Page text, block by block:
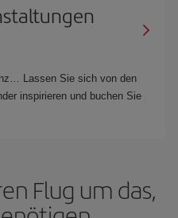
Lassen Sie sich von den
inspirieren und buchen Sie
Flug um das,